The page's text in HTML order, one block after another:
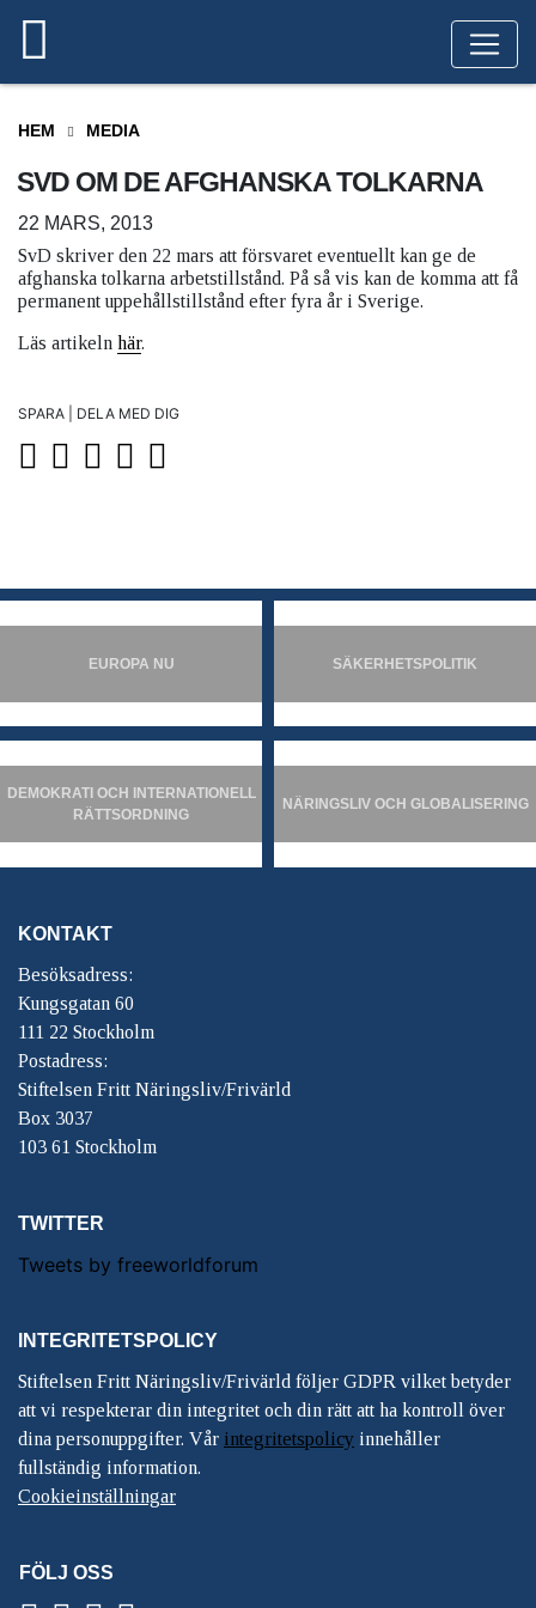
HEM MEDIA
SVD OM DE AFGHANSKA TOLKARNA
22 MARS, 2013
SvD skriver den 22 mars att försvaret eventuellt kan ge de
afghanska tolkarna arbetstillstånd. På så vis kan de komma att få
permanent uppehållstillstånd efter fyra år i Sverige.
Läs artikeln här.
SPARA | DELA MED DIG
EUROPA NU SÄKERHETSPOLITIK
DEMOKRATI OCH INTERNATIONELL
RÄTTSORDNING
NÄRINGSLIV OCH GLOBALISERING
KONTAKT
Besöksadress:
Kungsgatan 60
111 22 Stockholm
Postadress:
Stiftelsen Fritt Näringsliv/Frivärld
Box 3037
103 61 Stockholm
TWITTER
Tweets by freeworldforum
INTEGRITETSPOLICY
Stiftelsen Fritt Näringsliv/Frivärld följer GDPR vilket betyder
att vi respekterar din integritet och din rätt att ha kontroll över
dina personuppgifter. Vår integritetspolicy innehåller
fullständig information.
Cookieinställningar
FÖLJ OSS